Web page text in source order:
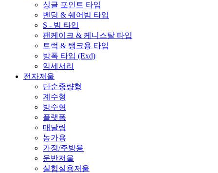
싱글 포인트 타입
벤딩 & 쉐어빔 타입
S - 빔 타입
팬케이크 & 케니스탈 타입
트럭 & 탱크용 타입
방폭 타입 (Exd)
악세서리
전자저울
단순중량형
계수형
방수형
플랫폼
매달림
농가용
가정/주방용
운반저울
실험실용저울